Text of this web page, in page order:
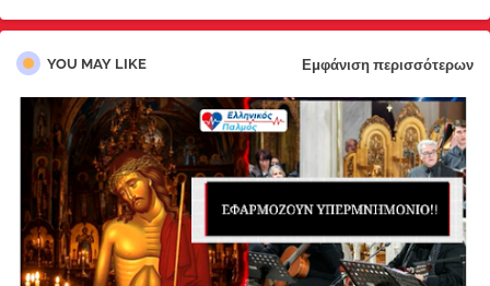
YOU MAY LIKE Εμφάνιση περισσότερων